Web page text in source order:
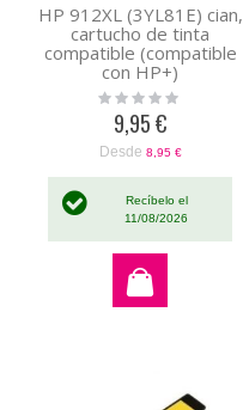
HP 912XL (3YL81E) cian,
cartucho de tinta
compatible (compatible
con HP+)
Rating:
9,95 €
Desde 8,95 €
Recíbelo el
11/08/2026